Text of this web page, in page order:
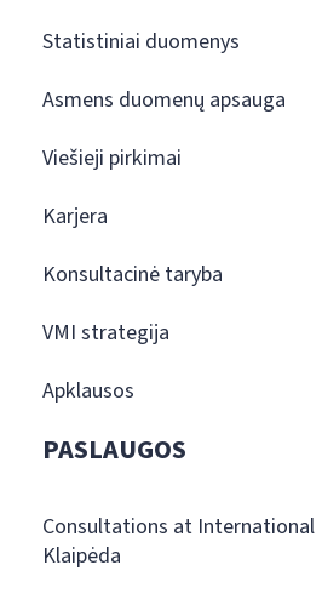
Statistiniai duomenys
Asmens duomenų apsauga
Viešieji pirkimai
Karjera
Konsultacinė taryba
VMI strategija
Apklausos
PASLAUGOS
Consultations at International
Klaipėda